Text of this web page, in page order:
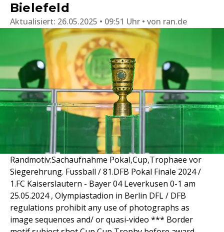
Bielefeld
Aktualisiert: 26.05.2025 • 09:51 Uhr von ran.de
Randmotiv:Sachaufnahme Pokal,Cup,Trophaee vor
Siegerehrung. Fussball / 81.DFB Pokal Finale 2024 /
1.FC Kaiserslautern - Bayer 04 Leverkusen 0-1 am
25.05.2024 , Olympiastadion in Berlin DFL / DFB
regulations prohibit any use of photographs as
image sequences and/ or quasi-video *** Border